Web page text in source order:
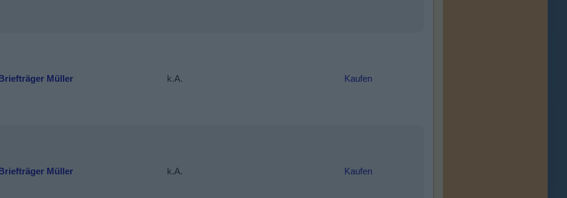
Müller k.A. Kaufen
Müller k.A. Kaufen